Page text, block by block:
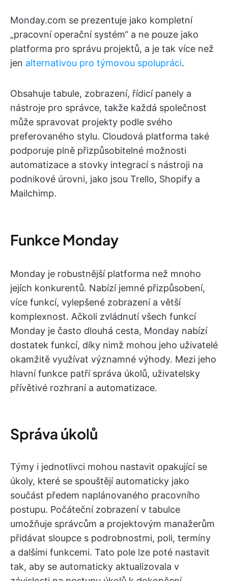
Monday.com se prezentuje jako kompletní
„pracovní operační systém“ a ne pouze jako
platforma pro správu projektů, a je tak více než
jen alternativou pro týmovou spolupráci.
Obsahuje tabule, zobrazení, řídicí panely a
nástroje pro správce, takže každá společnost
může spravovat projekty podle svého
preferovaného stylu. Cloudová platforma také
podporuje plně přizpůsobitelné možnosti
automatizace a stovky integrací s nástroji na
podnikové úrovni, jako jsou Trello, Shopify a
Mailchimp.
Funkce Monday
Monday je robustnější platforma než mnoho
jejích konkurentů. Nabízí jemné přizpůsobení,
více funkcí, vylepšené zobrazení a větší
komplexnost. Ačkoli zvládnutí všech funkcí
Monday je často dlouhá cesta, Monday nabízí
dostatek funkcí, díky nimž mohou jeho uživatelé
okamžitě využívat významné výhody. Mezi jeho
hlavní funkce patří správa úkolů, uživatelsky
přívětivé rozhraní a automatizace.
Správa úkolů
Týmy i jednotlivci mohou nastavit opakující se
úkoly, které se spouštějí automaticky jako
součást předem naplánovaného pracovního
postupu. Počáteční zobrazení v tabulce
umožňuje správcům a projektovým manažerům
přidávat sloupce s podrobnostmi, poli, termíny
a dalšími funkcemi. Tato pole lze poté nastavit
tak, aby se automaticky aktualizovala v